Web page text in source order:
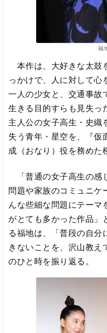
福
本作は、大好きな太鼓
っかけで、人に対して心
一人の少女と、交通事故
生きる目的すらも見失っ
主人公の女子高生・史織
失う青年・星空を、『仮
成（おなり）役を務めた
「普通の女子高生の感
問題や家族のコミュニケ
んな些細な問題にテーマ
がとても多かった作品」
る福地は、「普段の自分
きないことを、沢山教え
のひと時を振り返る。